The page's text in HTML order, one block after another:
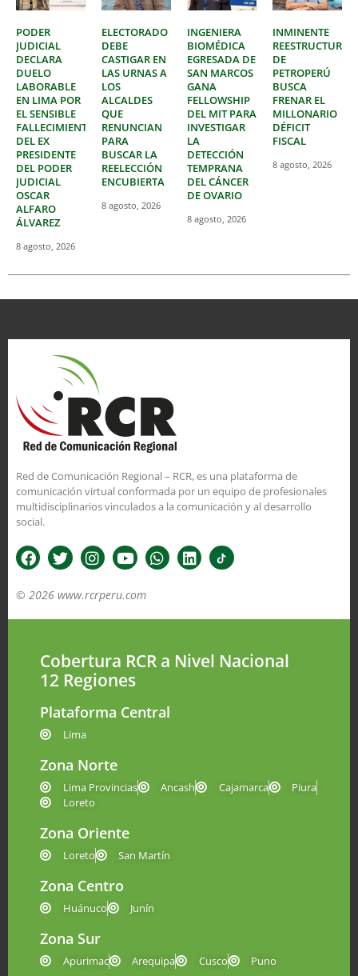
PODER
JUDICIAL
DECLARA
DUELO
LABORABLE
EN LIMA POR
EL SENSIBLE
FALLECIMIENTO
DEL EX
PRESIDENTE
DEL PODER
JUDICIAL
OSCAR
ALFARO
ÁLVAREZ
8 agosto, 2026
ELECTORADO
DEBE
CASTIGAR EN
LAS URNAS A
LOS
ALCALDES
QUE
RENUNCIAN
PARA
BUSCAR LA
REELECCIÓN
ENCUBIERTA
8 agosto, 2026
INGENIERA
BIOMÉDICA
EGRESADA DE
SAN MARCOS
GANA
FELLOWSHIP
DEL MIT PARA
INVESTIGAR
LA
DETECCIÓN
TEMPRANA
DEL CÁNCER
DE OVARIO
8 agosto, 2026
INMINENTE
DE
PETROPERÚ
BUSCA
FRENAR EL
MILLONARIO
DÉFICIT
FISCAL
8 agosto, 2026
Red de Comunicación Regional – RCR, es una plataforma de
comunicación virtual conformada por un equipo de profesionales
multidisciplinarios vinculados a la comunicación y al desarrollo
social.
© 2026 www.rcrperu.com
Cobertura RCR a Nivel Nacional
12 Regiones
Plataforma Central
Lima
Zona Norte
Lima Provincias Ancash Cajamarca
Piura
Loreto
Zona Oriente
Loreto San Martín
Zona Centro
Huánuco Junín
Zona Sur
Apurimac Arequipa Cusco Puno